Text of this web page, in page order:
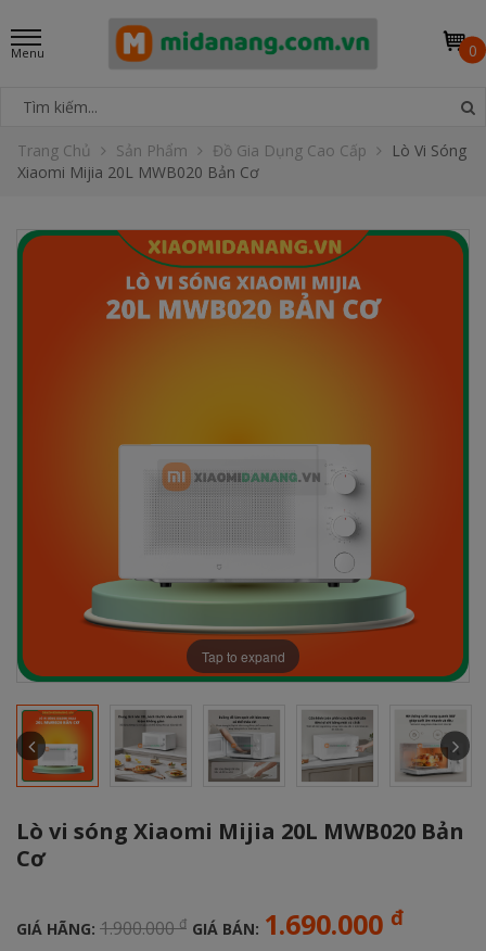
0
Trang Chủ Sản Phẩm Đồ Gia Dụng Cao Cấp
Lò Vi Sóng
Xiaomi Mijia 20L MWB020 Bản Cơ
Tap to expand
Lò vi sóng Xiaomi Mijia 20L MWB020 Bản
Cơ
GIÁ HÃNG: 1.900.000đ GIÁ BÁN: 1.690.000 đ